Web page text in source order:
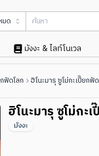
มด
มังงะ & ไลท์โนเวล
ฟัดโลก ฮิโนะมารุ ซูโม่กะเปี๊ยกฟั
ฮิโนะมารุ ซูโม่กะ
มังงะ